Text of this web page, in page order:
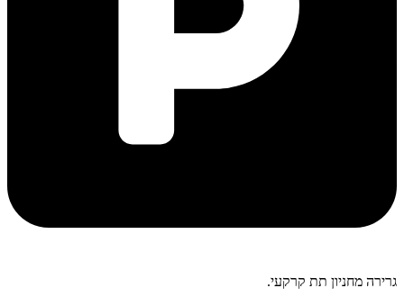
גרירה מחניון תת קרקעי.